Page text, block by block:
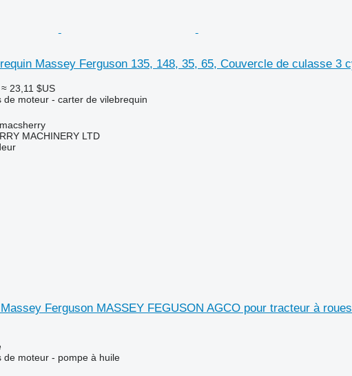
Massey Ferguson 135, 148, 35, 65, Couvercle de culasse 3
≈ 23,11 $US
de moteur - carter de vilebrequin
MACHINERY LTD
Ferguson MASSEY FEGUSON AGCO pour tracteur à
de moteur - pompe à huile